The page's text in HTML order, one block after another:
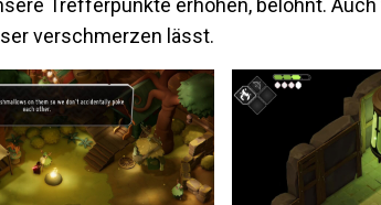
verschmerzen lässt.